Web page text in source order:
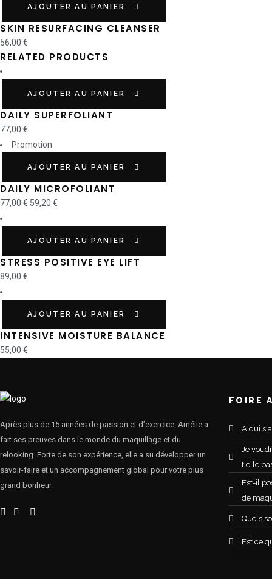
AJOUTER AU PANIER
SKIN RESURFACING CLEANSER
56,00 €
RELATED PRODUCTS
AJOUTER AU PANIER
DAILY SUPERFOLIANT
77,00 €
Promotion
AJOUTER AU PANIER
DAILY MICROFOLIANT
77,00€ 59,20 €
AJOUTER AU PANIER
STRESS POSITIVE EYE LIFT
89,00 €
AJOUTER AU PANIER
INTENSIVE MOISTURE BALANCE
55,00 €
Après plus de 15 années de passion et d’exercice, Amélie a
fait ses preuves dans le monde du maquillage et du
relooking. Forte de son expérience, elle a su développer un
savoir-faire et un accompagnement global pour votre plus
grand bonheur.
FOIRE
A qui
Je
t'elle
Est-il
de
Quels
Est ce